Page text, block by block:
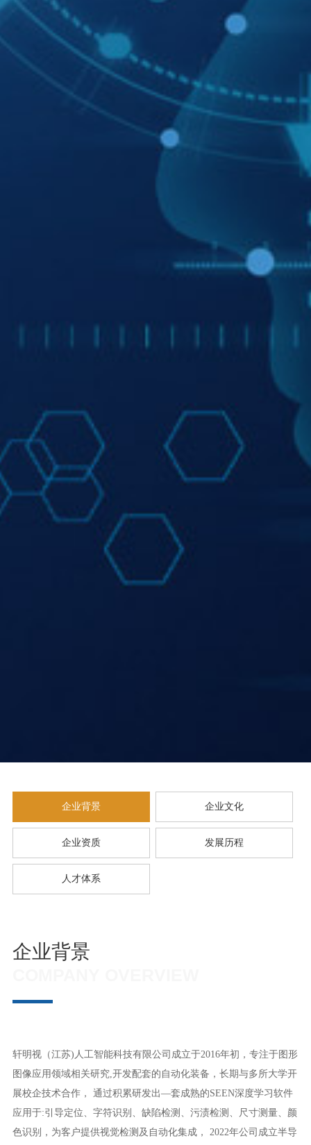
企业背景 企业文化
企业资质 发展历程
人才体系
企业背景
轩明视（江苏)人工智能科技有限公司成立于2016年初，专注于图形
图像应用领域相关研究,开发配套的自动化装备，长期与多所大学开
展校企技术合作， 通过积累研发出—套成熟的SEEN深度学习软件
应用于:引导定位、字符识别、缺陷检测、污渍检测、尺寸测量、颜
色识别，为客户提供视觉检测及自动化集成， 2022年公司成立半导